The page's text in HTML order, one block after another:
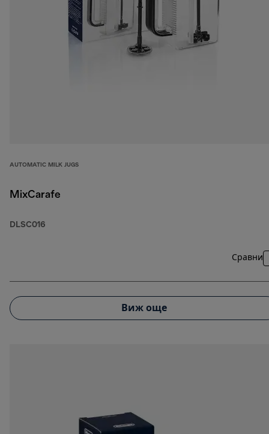
AUTOMATIC MILK JUGS
MixCarafe
DLSC016
Сравни
Виж още